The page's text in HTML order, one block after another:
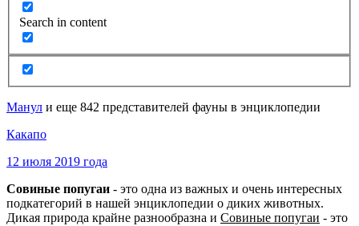
Search in content
Манул и еще 842 представителей фауны в энциклопедии
Какапо
12 июля 2019 года
Совиные попугаи - это одна из важных и очень интересных
подкатегорий в нашей энциклопедии о диких животных.
Дикая природа крайне разнообразна и Совиные попугаи - это